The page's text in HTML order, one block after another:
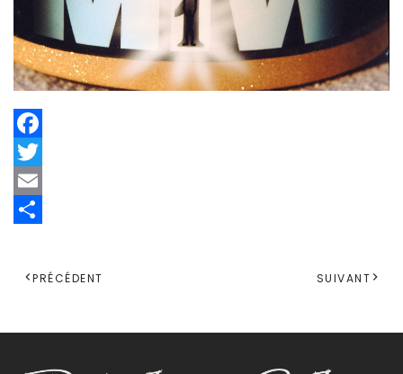
Facebook
Twitter
Email
PRÉCÉDENT SUIVANT